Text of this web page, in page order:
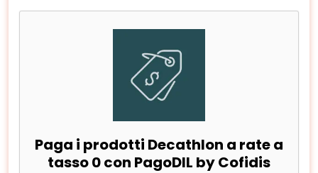
Paga i prodotti Decathlon a rate a
tasso 0 con PagoDIL by Cofidis